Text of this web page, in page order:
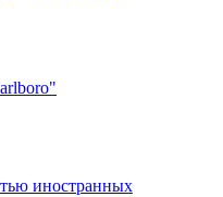
иностранных